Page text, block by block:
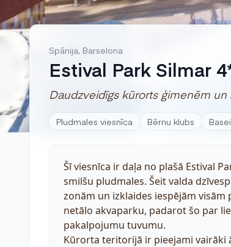
Spānija, Barselona
Estival Park Silmar
Daudzveidīgs kūrorts ģimenēm
Pludmales viesnīca Bērnu klubs
Šī viesnīca ir daļa no plašā Estival
smilšu pludmales. Šeit valda
zonām un izklaides iespējām visām
netālo akvaparku, padarot šo par
pakalpojumu tuvumu.
Kūrorta teritorijā ir pieejami vairāki